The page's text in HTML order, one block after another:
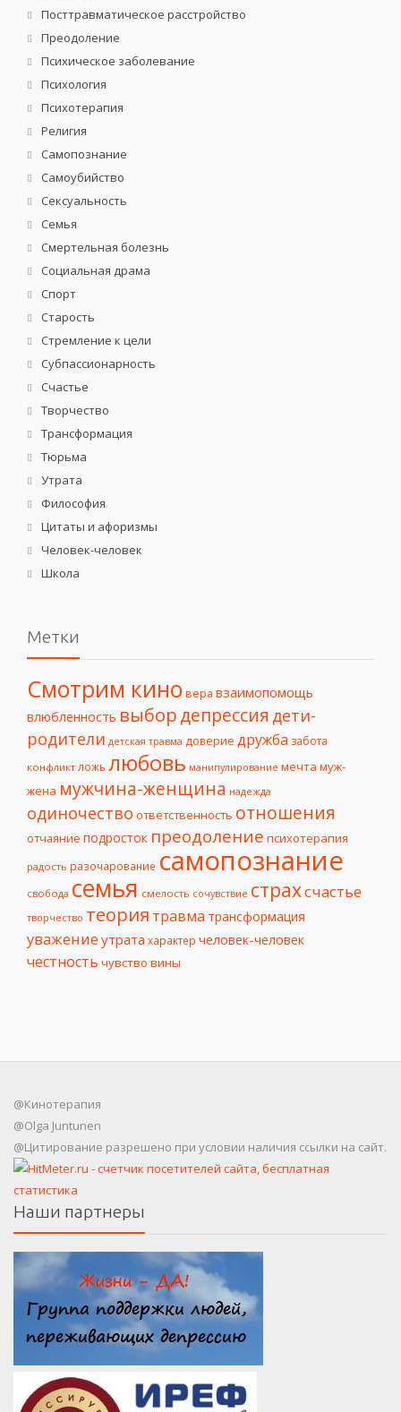
Посттравматическое расстройство
Преодоление
Психическое заболевание
Психология
Психотерапия
Религия
Самопознание
Самоубийство
Сексуальность
Семья
Смертельная болезнь
Социальная драма
Спорт
Старость
Стремление к цели
Субпассионарность
Счастье
Творчество
Трансформация
Тюрьма
Утрата
Философия
Цитаты и афоризмы
Человек-человек
Школа
Метки
Смотрим кино вера взаимопомощь
влюбленность выбордепрессия дети-
родители детская травма доверие дружба забота
конфликт ложь любовь манипулирование мечта муж-
жена мужчина-женщина надежда
одиночество ответственность отношения
отчаяние подросток преодоление психотерапия
радость разочарование самопознание
свобода семья смелость сочувствие страхсчастье
творчество теория травма трансформация
уважение утрата характер человек-человек
честность чувство вины
@Кинотерапия
@Olga Juntunen
@Цитирование разрешено при условии наличия ссылки на сайт.
Наши партнеры